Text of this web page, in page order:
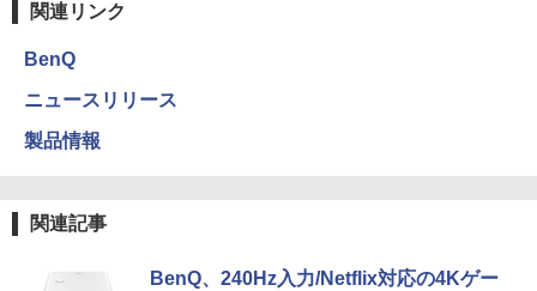
関連リンク
BenQ
ニュースリリース
製品情報
関連記事
BenQ、240Hz入力/Netflix対応の4Kゲー